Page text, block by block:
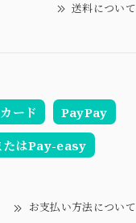
送料について
ード PayPay
たはPay-easy
お支払い方法について